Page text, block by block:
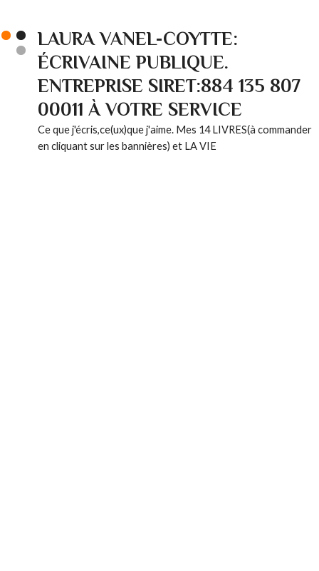
LAURA VANEL-COYTTE:
ÉCRIVAINE PUBLIQUE.
ENTREPRISE SIRET:884 135 807
00011 À VOTRE SERVICE
Ce que j'écris,ce(ux)que j'aime. Mes 14 LIVRES(à commander
en cliquant sur les bannières) et LA VIE